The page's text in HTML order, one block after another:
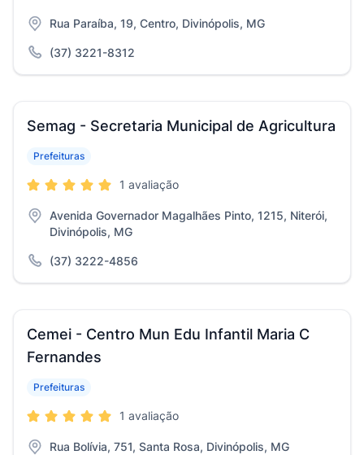
Rua Paraíba, 19, Centro, Divinópolis, MG
(37) 3221-8312
Semag - Secretaria Municipal de Agricultura
Prefeituras
1 avaliação
Avenida Governador Magalhães Pinto, 1215, Niterói,
Divinópolis, MG
(37) 3222-4856
Cemei - Centro Mun Edu Infantil Maria C
Fernandes
Prefeituras
1 avaliação
Rua Bolívia, 751, Santa Rosa, Divinópolis, MG